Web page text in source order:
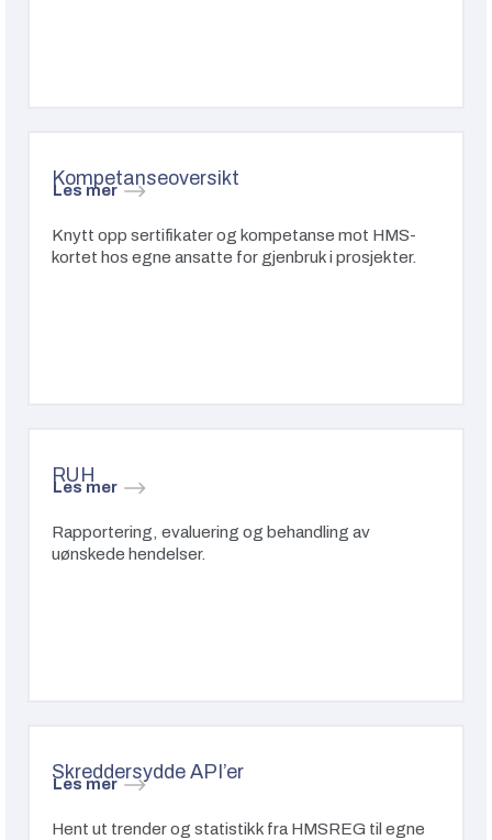
Kompetanseoversikt
Knytt opp sertifikater og kompetanse mot HMS-
kortet hos egne ansatte for gjenbruk i prosjekter.
Les mer
RUH
Rapportering, evaluering og behandling av
uønskede hendelser.
Les mer
Skreddersydde API’er
Hent ut trender og statistikk fra HMSREG til egne
Les mer